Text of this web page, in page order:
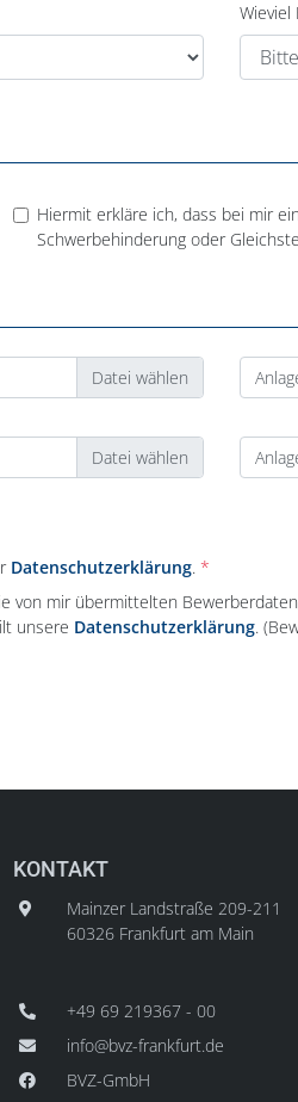
Hiermit erkläre ich, dass bei mir
Schwerbehinderung oder
Datenschutzerklärung.
von mir übermittelten
unsere Datenschutzerklärung.
KONTAKT
Mainzer Landstraße 209-211
60326 Frankfurt am Main
+49 69 219367 - 00
info@bvz-frankfurt.de
BVZ-GmbH